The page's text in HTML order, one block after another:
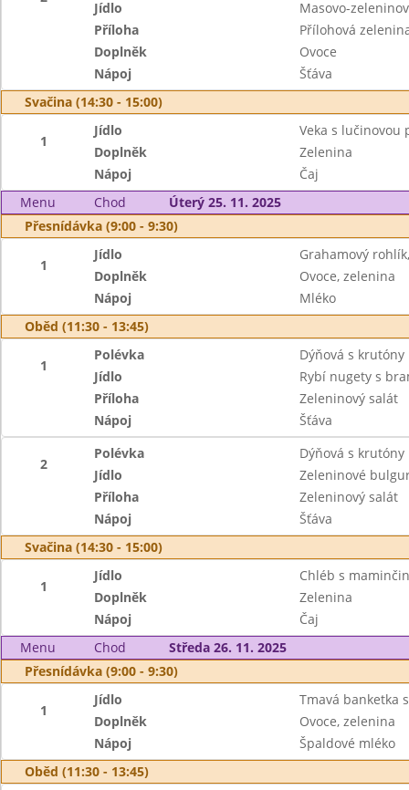
Jídlo
Masovo-
Příloha
Přílohová
Doplněk
Ovoce
Nápoj
Šťáva
Svačina (14:30 - 15:00)
1
Jídlo
Veka s lučinovou
Doplněk
Zelenina
Nápoj
Čaj
Menu
Chod
Úterý 25. 11. 2025
Přesnídávka (9:00 - 9:30)
1
Jídlo
Grahamový
Doplněk
Ovoce, zelenina
Nápoj
Mléko
Oběd (11:30 - 13:45)
1
Polévka
Dýňová s krutóny
Jídlo
Rybí nugety s
Příloha
Zeleninový salát
Nápoj
Šťáva
2
Polévka
Dýňová s krutóny
Jídlo
Zeleninové
Příloha
Zeleninový salát
Nápoj
Šťáva
Svačina (14:30 - 15:00)
1
Jídlo
Chléb s
Doplněk
Zelenina
Nápoj
Čaj
Menu
Chod
Středa 26. 11. 2025
Přesnídávka (9:00 - 9:30)
1
Jídlo
Tmavá banketka
Doplněk
Ovoce, zelenina
Nápoj
Špaldové mléko
Oběd (11:30 - 13:45)